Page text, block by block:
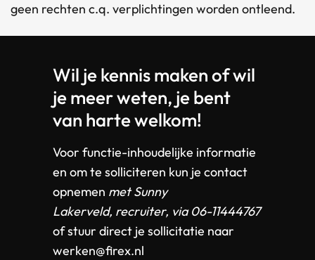
geen rechten c.q. verplichtingen worden ontleend.
Wil je kennis maken of wil
je meer weten, je bent
van harte welkom!
Voor functie-inhoudelijke informatie
en om te solliciteren kun je contact
opnemen metSunny
Lakerveld, recruiter, via 06-11444767
of stuur direct je sollicitatie naar
werken@firex.nl